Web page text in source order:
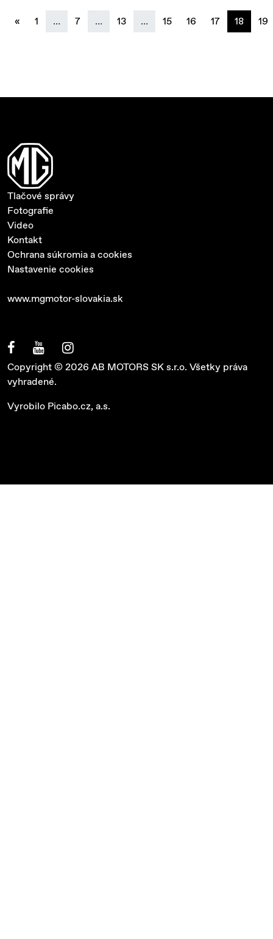
« previous
1 … 7 … 13 … 15 16 17 18 19
Tlačové správy
Fotografie
Video
Kontakt
Ochrana súkromia a cookies
Nastavenie cookies
www.mgmotor-slovakia.sk
Copyright © 2026 AB MOTORS SK s.r.o. Všetky práva
vyhradené.
Vyrobilo Picabo.cz, a.s.